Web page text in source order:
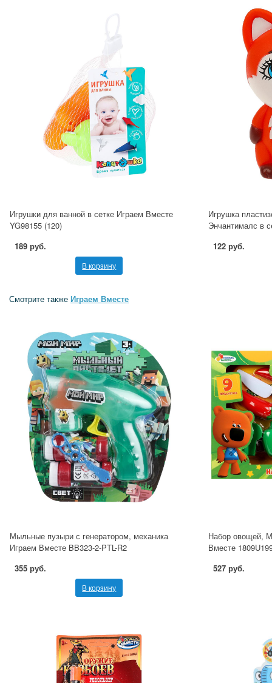
Игрушки для ванной в сетке Играем Вместе
YG98155 (120)
189 руб.
В корзину
Игрушка
Энчантималс в
122 руб.
Смотрите также Играем Вместе
Мыльные пузыри с генератором, механика
Играем Вместе BB323-2-PTL-R2
355 руб.
В корзину
Набор овощей,
Вместе
527 руб.